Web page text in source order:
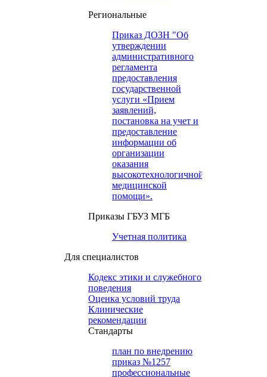
Региональные
Приказ ДОЗН "Об
утверждении
административного
регламента
предоставления
государственной
услуги «Прием
заявлений,
постановка на учет и
предоставление
информации об
организации
оказания
высокотехнологичной
медицинской
помощи».
Приказы ГБУЗ МГБ
Учетная политика
Для специалистов
Кодекс этики и служебного
поведения
Оценка условий труда
Клинические
рекомендации
Cтандарты
план по внедрению
приказ №1257
профессиональные